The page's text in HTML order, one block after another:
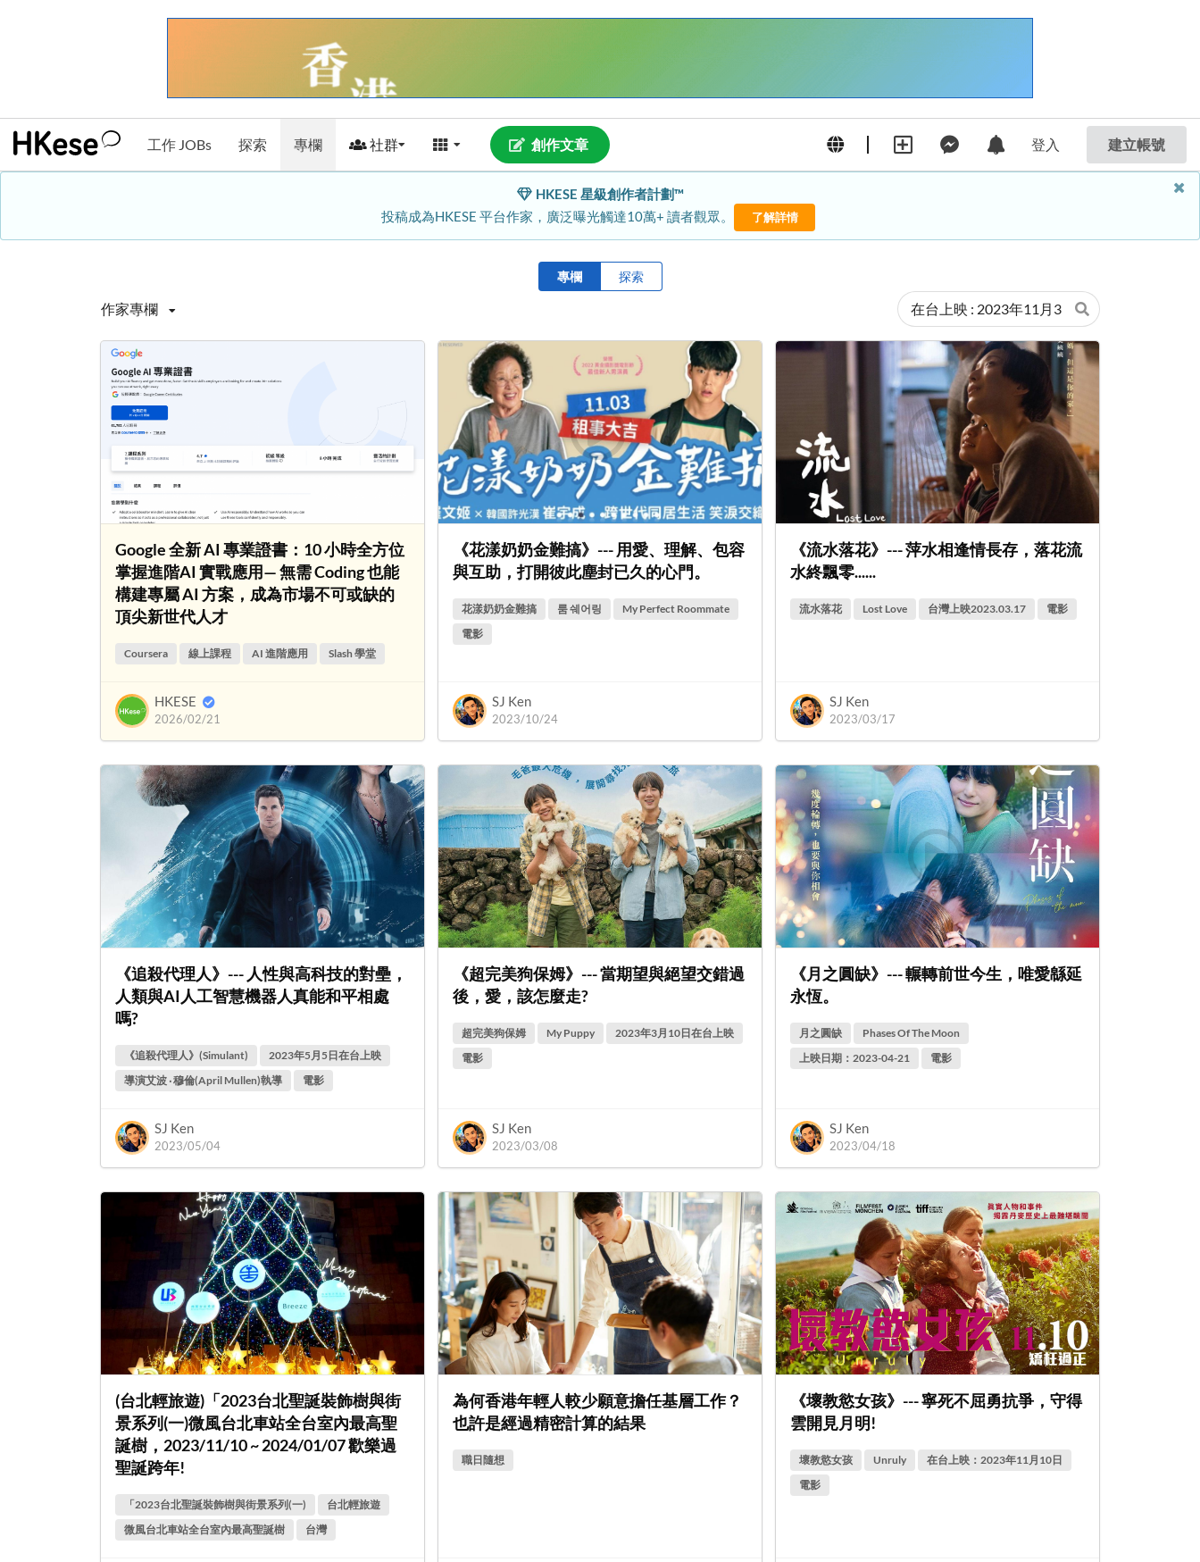
工作 JOBs 探索 專欄 社群 創作文章 登入 建立帳號
HKESE 星級創作者計劃™
投稿成為HKESE 平台作家，廣泛曝光觸達10萬+ 讀者觀眾。
了解詳情
專欄 探索
作家專欄
Google 全新 AI 專業證書：10 小時全方位
掌握進階AI 實戰應用— 無需 Coding 也能
構建專屬 AI 方案，成為市場不可或缺的
頂尖新世代人才
Coursera 線上課程 AI 進階應用 Slash 學堂
HKESE
2026/02/21
《花漾奶奶金難搞》--- 用愛、理解、包容
與互助，打開彼此塵封已久的心門。
花漾奶奶金難搞 룸 쉐어링
My Perfect Roommate
電影
SJ Ken
2023/10/24
《流水落花》--- 萍水相逢情長存，落花流
水終飄零......
流水落花 Lost Love 台灣上映2023.03.17 電影
SJ Ken
2023/03/17
《追殺代理人》--- 人性與高科技的對壘，
人類與AI人工智慧機器人真能和平相處
嗎?
《追殺代理人》(Simulant)
2023年5月5日在台上映
導演艾波 ‧ 穆倫(April Mullen)執導
電影
SJ Ken
2023/05/04
《超完美狗保姆》--- 當期望與絕望交錯過
後，愛，該怎麼走?
超完美狗保姆 My Puppy
2023年3月10日在台上映
電影
SJ Ken
2023/03/08
《月之圓缺》--- 輾轉前世今生，唯愛緜延
永恆。
月之圓缺
Phases Of The Moon
上映日期：2023-04-21
電影
SJ Ken
2023/04/18
(台北輕旅遊)「2023台北聖誕裝飾樹與街
景系列(一)微風台北車站全台室內最高聖
誕樹，2023/11/10 ~ 2024/01/07 歡樂過
聖誕跨年!
「2023台北聖誕裝飾樹與街景系列(一)
台北輕旅遊
微風台北車站全台室內最高聖誕樹
台灣
為何香港年輕人較少願意擔任基層工作？
也許是經過精密計算的結果
職日隨想
《壞教慾女孩》--- 寧死不屈勇抗爭，守得
雲開見月明!
壞教慾女孩 Unruly
在台上映：2023年11月10日
電影